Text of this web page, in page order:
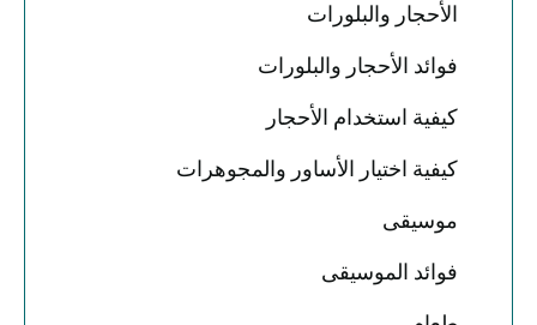
الأحجار والبلورات
فوائد الأحجار والبلورات
كيفية استخدام الأحجار
كيفية اختيار الأساور والمجوهرات
موسيقى
فوائد الموسيقى